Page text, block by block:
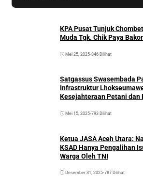
KPA Pusat Tunjuk
Muda Tgk. Chik Paya
Mei 25, 2025•846 Dilihat
Satgassus Swasembada
Infrastruktur
Kesejahteraan Petani dan
Mei 15, 2025•793 Dilihat
Ketua JASA Aceh Utara:
KSAD Hanya Pengalihan
Warga Oleh TNI
Desember 31, 2025•787 Dilihat